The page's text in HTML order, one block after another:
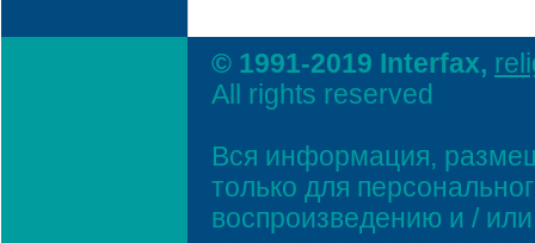
© 1991-2019 Interfax,
All rights reserved
Вся информация,
только для
воспроизведению и /